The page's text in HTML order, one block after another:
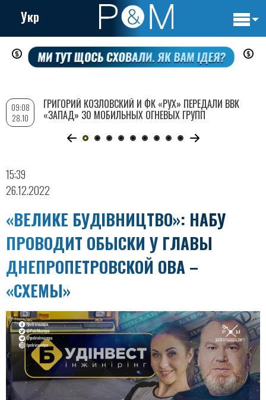
Перейти
содержанию
Укр
15:39
26.12.2022
«ВЕЛИКЕ БУДІВНИЦТВО»: НАБУ
ПРОВОДИТ ОБЫСКИ У ГЛАВЫ
ДНЕПРОПЕТРОВСКОЙ ОВА –
«СХЕМЫ»
09:08
28.10
ГРИГОРИЙ КОЗЛОВСКИЙ И ФК «РУХ» ПЕРЕДАЛИ ВВК
«ЗАПАД» 30 МОБИЛЬНЫХ ОГНЕВЫХ ГРУПП